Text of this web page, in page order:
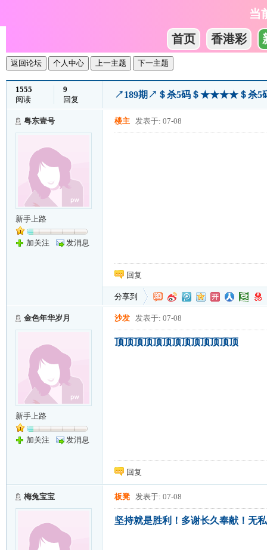
当
首页
香港彩
返回论坛 个人中心 上一主题 下一主题
1555
阅读
9
回复
↗189期↗＄杀5码＄★★★★＄
粤东壹号
新手上路
加关注 发消息
楼主 发表于: 07-08
回复
分享到
金色年华岁月
新手上路
加关注 发消息
沙发 发表于: 07-08
顶顶顶顶顶顶顶顶顶顶顶顶顶
回复
梅兔宝宝 板凳 发表于: 07-08
坚持就是胜利！多谢长久奉献！无